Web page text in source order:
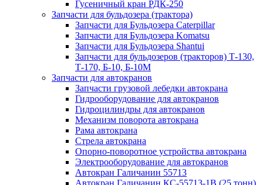
Гусеничный кран РДК-250
Запчасти для бульдозера (трактора)
Запчасти для Бульдозера Caterpillar
Запчасти для Бульдозера Komatsu
Запчасти для Бульдозера Shantui
Запчасти для бульдозеров (тракторов) Т-130,
Т-170, Б-10, Б-10М
Запчасти для автокранов
Запчасти грузовой лебедки автокрана
Гидрооборудование для автокранов
Гидроцилиндры для автокранов
Механизм поворота автокрана
Рама автокрана
Стрела автокрана
Опорно-поворотное устройства автокрана
Электрооборудование для автокранов
Автокран Галичанин 55713
Автокран Галичанин КС-55713-1В (25 тонн)